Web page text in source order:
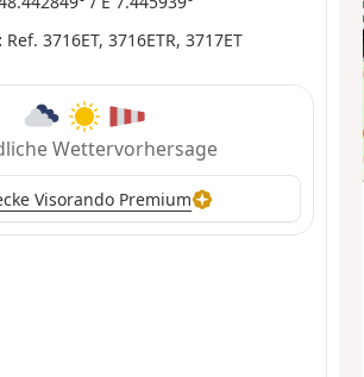
Ref. 3716ET, 3716ETR, 3717ET
Wettervorhersage
Visorando Premium